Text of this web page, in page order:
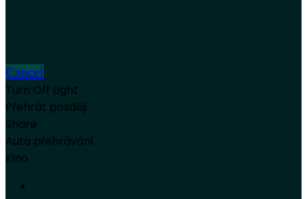
Cancel
Turn Off Light
Přehrát později
Share
Auto přehrávání
Kino